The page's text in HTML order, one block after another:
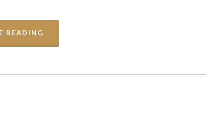
READING